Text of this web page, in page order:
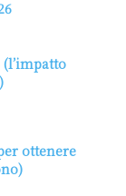
(l’impatto
ottenere